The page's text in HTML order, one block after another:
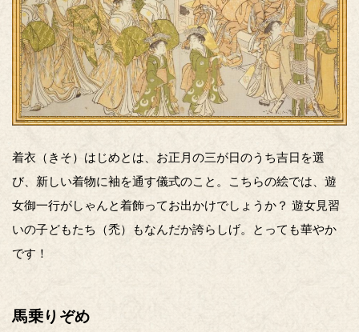
着衣（きそ）はじめとは、お正月の三が日のうち吉日を選
び、新しい着物に袖を通す儀式のこと。こちらの絵では、遊
女御一行がしゃんと着飾ってお出かけでしょうか？ 遊女見習
いの子どもたち（禿）もなんだか誇らしげ。とっても華やか
です！
馬乗りぞめ